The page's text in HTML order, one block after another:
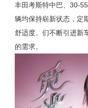
丰田考斯特中巴、30-
辆均保持崭新状态，定
舒适度。们不断引进新
的需求。